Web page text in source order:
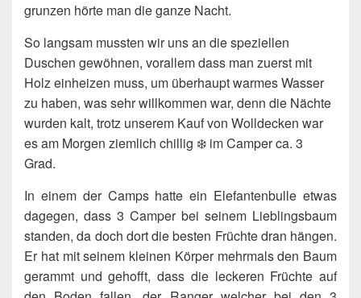
grunzen hörte man die ganze Nacht.
So langsam mussten wir uns an die speziellen
Duschen gewöhnen, vorallem dass man zuerst mit
Holz einheizen muss, um überhaupt warmes Wasser
zu haben, was sehr willkommen war, denn die Nächte
wurden kalt, trotz unserem Kauf von Wolldecken war
es am Morgen ziemlich chillig ❄️ im Camper ca. 3
Grad.
In einem der Camps hatte ein Elefantenbulle etwas
dagegen, dass 3 Camper bei seinem Lieblingsbaum
standen, da doch dort die besten Früchte dran hängen.
Er hat mit seinem kleinen Körper mehrmals den Baum
gerammt und gehofft, dass die leckeren Früchte auf